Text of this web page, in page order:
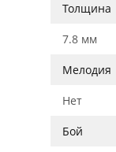
Толщина
7.8 мм
Мелодия
Нет
Бой